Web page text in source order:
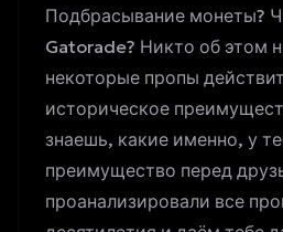
Подбрасывание монеты?
Gatorade? Никто об этом
некоторые пропы
историческое
знаешь, какие именно, у
преимущество перед
проанализировали все